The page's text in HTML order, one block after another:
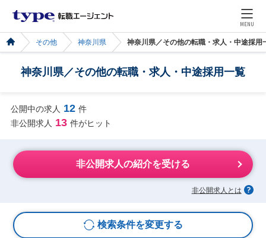
MENU
その他 神奈川県 神奈川県／その他の転職・求人・中途採用
神奈川県／その他の転職・求人・中途採用一覧
公開中の求人 12 件
非公開求人 13 件がヒット
非公開求人の紹介を受ける
非公開求人とは
検索条件を変更する